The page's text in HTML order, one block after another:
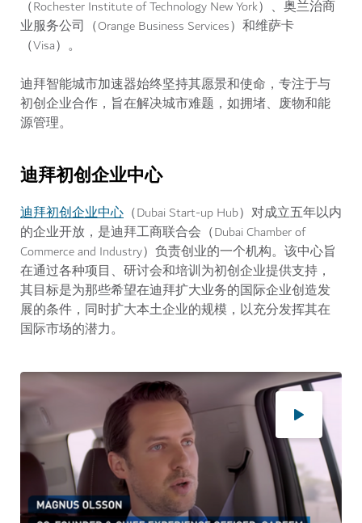
（Rochester Institute of Technology New York）、奥兰治商
业服务公司（Orange Business Services）和维萨卡
（Visa）。
迪拜智能城市加速器始终坚持其愿景和使命，专注于与
初创企业合作，旨在解决城市难题，如拥堵、废物和能
源管理。
迪拜初创企业中心
迪拜初创企业中心 （Dubai Start-up Hub）对成立五年以内
的企业开放，是迪拜工商联合会（Dubai Chamber of
Commerce and Industry）负责创业的一个机构。该中心旨
在通过各种项目、研讨会和培训为初创企业提供支持，
其目标是为那些希望在迪拜扩大业务的国际企业创造发
展的条件，同时扩大本土企业的规模，以充分发挥其在
国际市场的潜力。